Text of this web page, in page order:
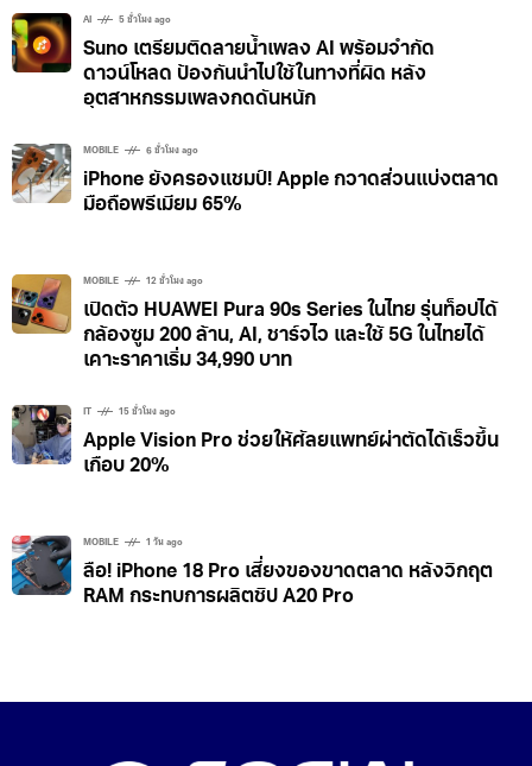
AI 5 ชั่วโมง ago
Suno เตรียมติดลายน้ำเพลง AI พร้อมจำกัด
ดาวน์โหลด ป้องกันนำไปใช้ในทางที่ผิด หลัง
อุตสาหกรรมเพลงกดดันหนัก
MOBILE 6 ชั่วโมง ago
iPhone ยังครองแชมป์! Apple กวาดส่วนแบ่งตลาด
มือถือพรีเมียม 65%
MOBILE 12 ชั่วโมง ago
เปิดตัว HUAWEI Pura 90s Series ในไทย รุ่นท็อปได้
กล้องซูม 200 ล้าน, AI, ชาร์จไว และใช้ 5G ในไทยได้
เคาะราคาเริ่ม 34,990 บาท
15 ชั่วโมง ago
Apple Vision Pro ช่วยให้ศัลยแพทย์ผ่าตัดได้เร็วขึ้น
เกือบ 20%
MOBILE 1 วัน ago
ลือ! iPhone 18 Pro เสี่ยงของขาดตลาด หลังวิกฤต
RAM กระทบการผลิตชิป A20 Pro